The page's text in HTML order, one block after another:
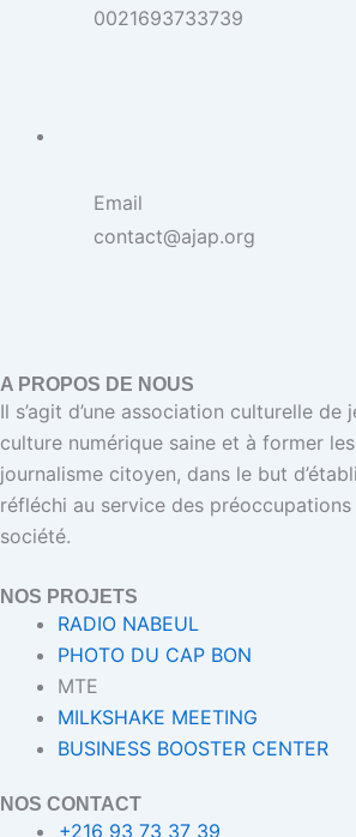
0021693733739
Email
contact@ajap.org
A PROPOS DE NOUS
Il s’agit d’une association culturelle
culture numérique saine et à former
journalisme citoyen, dans le but
réfléchi au service des
société.
NOS PROJETS
RADIO NABEUL
PHOTO DU CAP BON
MTE
MILKSHAKE MEETING
BUSINESS BOOSTER CENTER
NOS CONTACT
+216 93 73 37 39